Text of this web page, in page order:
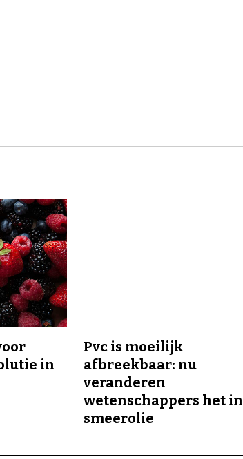
in
Pvc is moeilijk
afbreekbaar: nu
veranderen
wetenschappers het in
smeerolie